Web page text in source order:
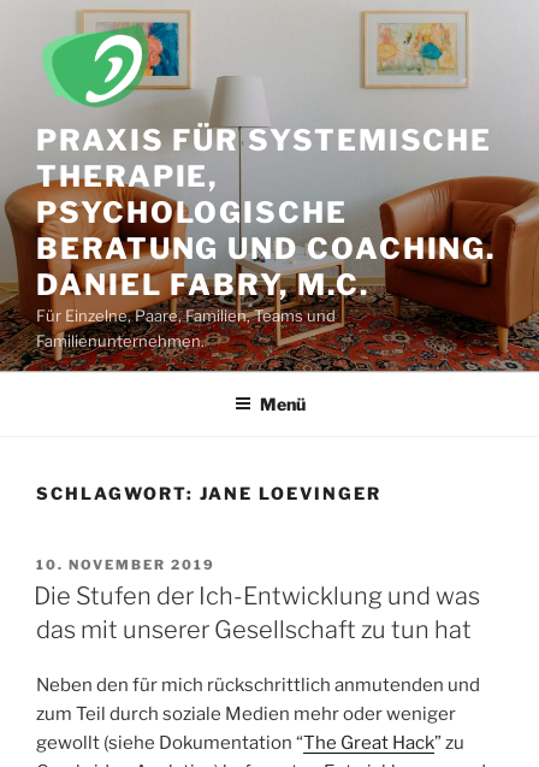
Inhalt
springen
PRAXIS FÜR SYSTEMISCHE
THERAPIE,
PSYCHOLOGISCHE
BERATUNG UND COACHING.
DANIEL FABRY, M.C.
Für Einzelne, Paare, Familien, Teams und
Familienunternehmen.
Menü
SCHLAGWORT: JANE LOEVINGER
VERÖFFENTLICHT
AM
10. NOVEMBER 2019
Die Stufen der Ich-Entwicklung und was
das mit unserer Gesellschaft zu tun hat
Neben den für mich rückschrittlich anmutenden und
zum Teil durch soziale Medien mehr oder weniger
gewollt (siehe Dokumentation “The Great Hack” zu